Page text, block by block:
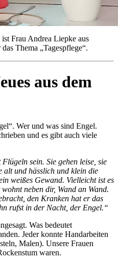
Frau Andrea Liepke aus
Thema „Tagespflege“.
aus dem
Wer und was sind Engel.
und es gibt auch viele
sein. Sie gehen leise, sie
alt und hässlich und klein die
weißes Gewand. Vielleicht ist es
neben dir, Wand an Wand.
den Kranken hat er das
rufst in der Nacht, der Engel.“
Was bedeutet
Jeder konnte Handarbeiten
Malen). Unsere Frauen
waren.